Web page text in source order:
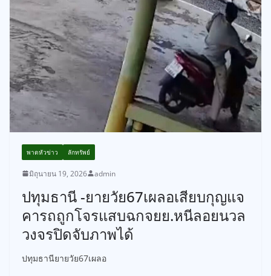
พาดหัวข่าว ลักทรัพย์
มิถุนายน 19, 2026 admin
ปทุมธานี -ยายวัย67เผลอเสียบกุญแจ
คารถถูกโจรแสบฉกจยย.หนีลอยนวล
วงจรปิดจับภาพได้
ปทุมธานียายวัย67เผลอ